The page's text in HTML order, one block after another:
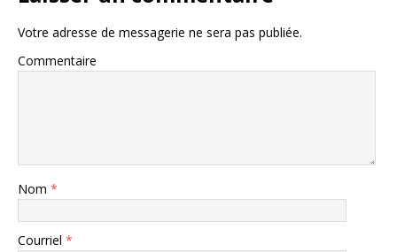
Votre adresse de messagerie ne sera pas publiée.
Commentaire
Nom *
Courriel *